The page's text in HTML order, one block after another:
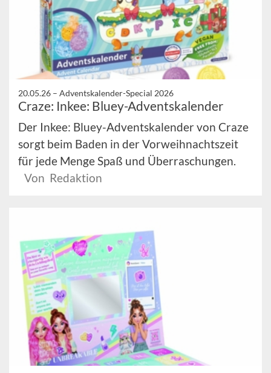
20.05.26 – Adventskalender-Special 2026
Craze: Inkee: Bluey-Adventskalender
Der Inkee: Bluey-Adventskalender von Craze
sorgt beim Baden in der Vorweihnachtszeit
für jede Menge Spaß und Überraschungen.
Von Redaktion